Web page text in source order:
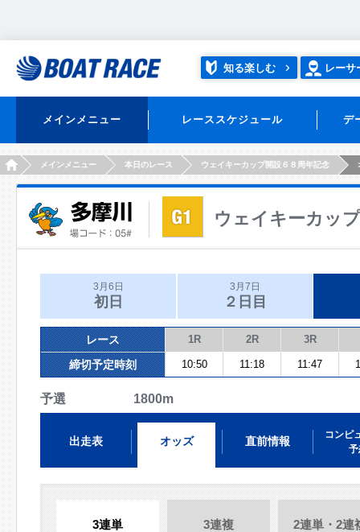
知る楽しむ レーサ
メインメニュー レーススケジュール デ
HOMEメインメニュー 本日のレース ウェイキーカップ開設６８周年記念
ウェイキーカッ
3月6日
初日
3月7日
２日目
レース 1R 2R 3R
締切予定時刻 10:50 11:18 11:47
予選 1800m
出走表 オッズ 直前情報
コンピ
予
3連単 3連複 2連単・2連